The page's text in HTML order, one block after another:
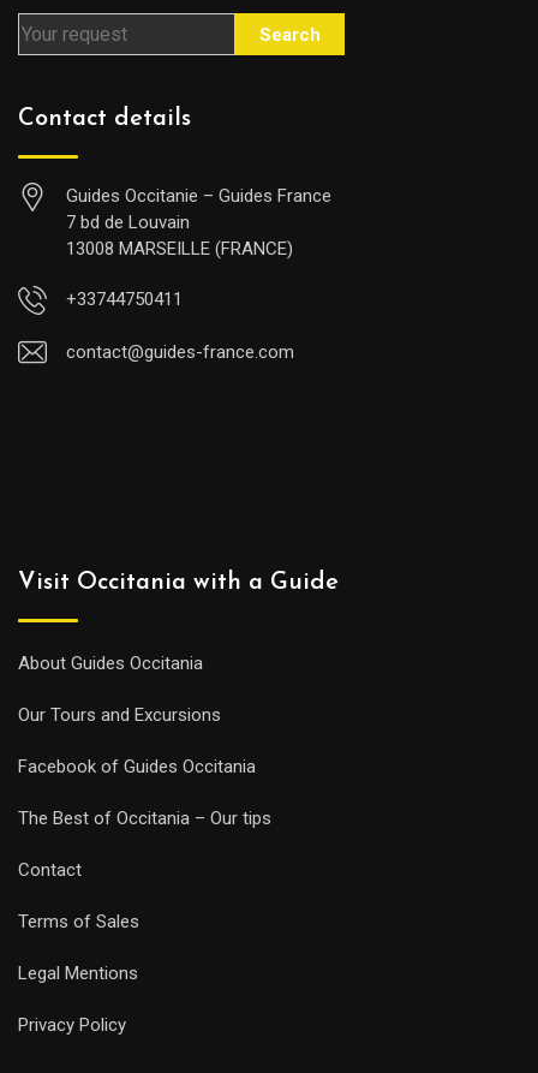
Search
Contact details
Guides Occitanie – Guides France
7 bd de Louvain
13008 MARSEILLE (FRANCE)
+33744750411
contact@guides-france.com
About Guides Occitania
Links for Guides